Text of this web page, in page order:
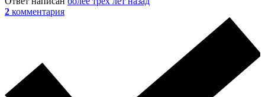
2 комментария